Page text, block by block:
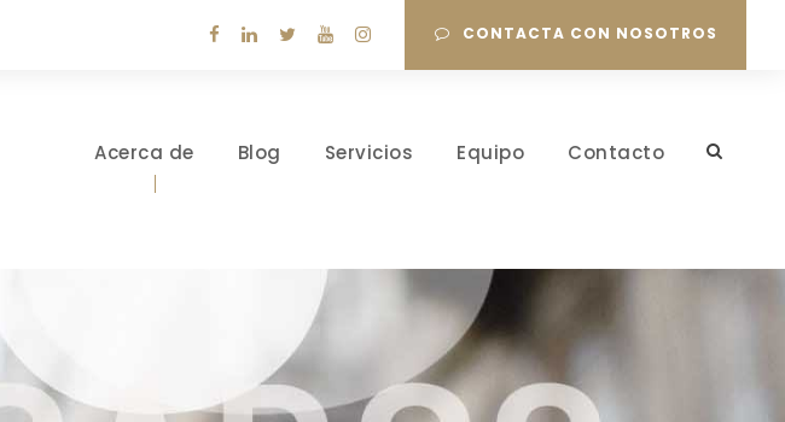
CONTACTA CON NOSOTROS
Acerca de Blog Servicios Equipo Contacto